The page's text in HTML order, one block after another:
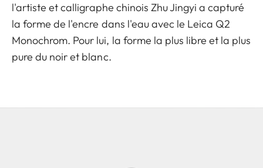
l'artiste et calligraphe chinois Zhu Jingyi a capturé
la forme de l'encre dans l'eau avec le Leica Q2
Monochrom. Pour lui, la forme la plus libre et la plus
pure du noir et blanc.